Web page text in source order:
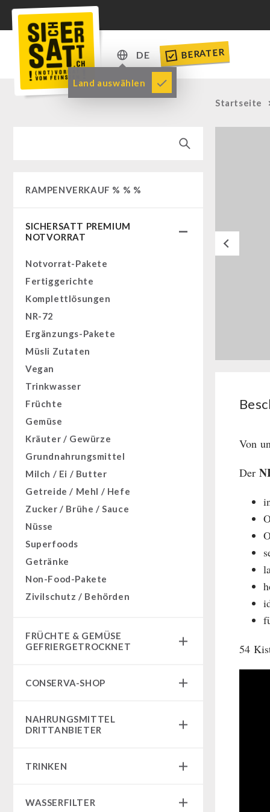
DE
DE
EN
Land auswählen
BERATER
RAMPENVERKAUF % % %
SICHERSATT PREMIUM
NOTVORRAT
Notvorrat-Pakete
Fertiggerichte
Komplettlösungen
NR-72
Ergänzungs-Pakete
Müsli Zutaten
Vegan
Trinkwasser
Früchte
Gemüse
Kräuter / Gewürze
Grundnahrungsmittel
Milch / Ei / Butter
Getreide / Mehl / Hefe
Zucker / Brühe / Sauce
Nüsse
Superfoods
Getränke
Non-Food-Pakete
Zivilschutz / Behörden
FRÜCHTE & GEMÜSE
GEFRIERGETROCKNET
SicherSatt Früchte
CONSERVA-SHOP
Instant Gerichte
CONVAR-7 Tasting Boxes
Tiernahrung
NAHRUNGSMITTEL
DRITTANBIETER
Innova Pakete
TRINKEN
WASSERFILTER
Startseite
Von
Der
54